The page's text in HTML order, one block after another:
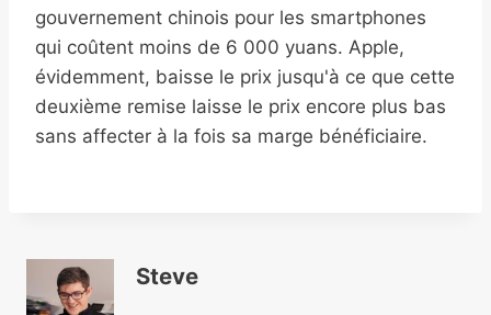
gouvernement chinois pour les smartphones
qui coûtent moins de 6 000 yuans. Apple,
évidemment, baisse le prix jusqu'à ce que cette
deuxième remise laisse le prix encore plus bas
sans affecter à la fois sa marge bénéficiaire.
Steve